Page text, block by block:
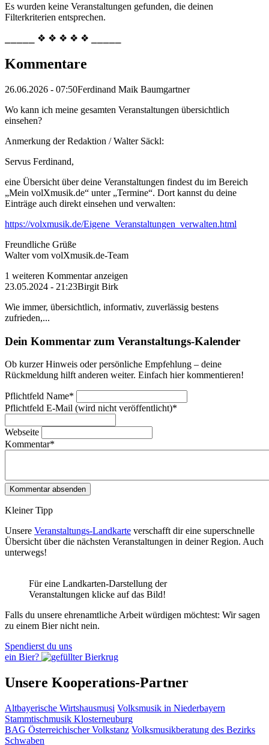
Es wurden keine Veranstaltungen gefunden, die deinen
Filterkriterien entsprechen.
⎯⎯⎯⎯⎯ ❖ ❖ ❖ ❖ ❖ ⎯⎯⎯⎯⎯
Kommentare
26.06.2026 - 07:50Ferdinand Maik Baumgartner
Wo kann ich meine gesamten Veranstaltungen übersichtlich
einsehen?
Anmerkung der Redaktion /Walter Säckl:
Servus Ferdinand,
eine Übersicht über deine Veranstaltungen findest du im Bereich
„Mein volXmusik.de“ unter „Termine“. Dort kannst du deine
Einträge auch direkt einsehen und verwalten:
https://volxmusik.de/Eigene_Veranstaltungen_verwalten.html
Freundliche Grüße
Walter vom volXmusik.de-Team
1 weiteren Kommentar anzeigen
23.05.2024 - 21:23Birgit Birk
Wie immer, übersichtlich, informativ, zuverlässig bestens
zufrieden,...
Dein Kommentar zum Veranstaltungs-Kalender
Ob kurzer Hinweis oder persönliche Empfehlung – deine
Rückmeldung hilft anderen weiter. Einfach hier kommentieren!
Pflichtfeld Name*
Pflichtfeld E-Mail (wird nicht veröffentlicht)*
Webseite
Kommentar*
Kleiner Tipp
Unsere Veranstaltungs-Landkarte verschafft dir eine superschnelle
Übersicht über die nächsten Veranstaltungen in deiner Region. Auch
unterwegs!
Für eine Landkarten-Darstellung der
Veranstaltungen klicke auf das Bild!
Falls du unsere ehrenamtliche Arbeit würdigen möchtest: Wir sagen
zu einem Bier nicht nein.
Spendierst du uns
ein Bier?
Unsere Kooperations-Partner
Altbayerische Wirtshausmusi Volksmusik in Niederbayern
Stammtischmusik Klosterneuburg
BAG Österreichischer Volkstanz Volksmusikberatung des Bezirks
Schwaben